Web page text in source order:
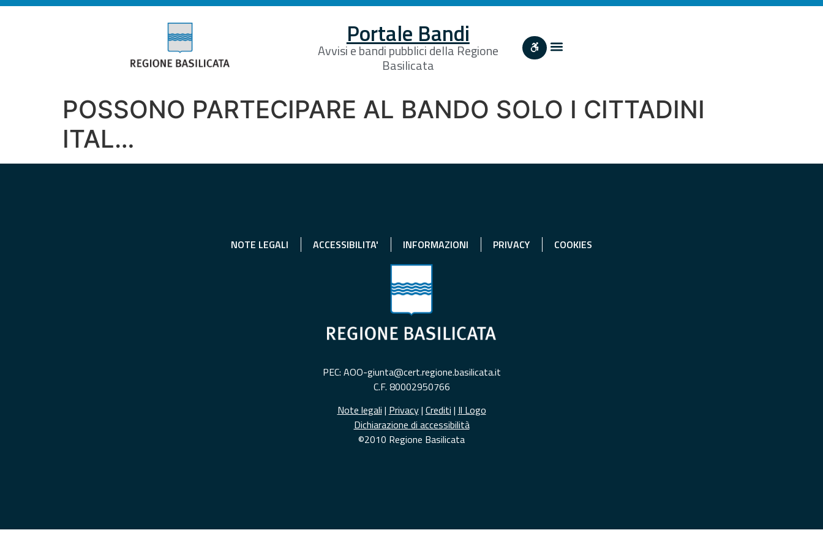
Portale Bandi
Avvisi e bandi pubblici della Regione
Basilicata
POSSONO PARTECIPARE AL BANDO SOLO I CITTADINI
ITAL…
NOTE LEGALI ACCESSIBILITA' INFORMAZIONI PRIVACY COOKIES
PEC: AOO-giunta@cert.regione.basilicata.it
C.F. 80002950766
Note legali | Privacy| Crediti | Il Logo
Dichiarazione di accessibilità
©2010 Regione Basilicata